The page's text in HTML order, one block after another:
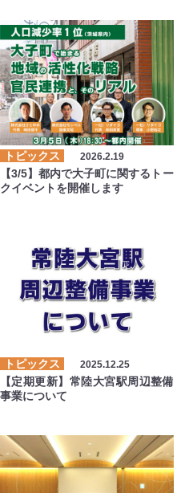
トピックス 2026.2.19
【3/5】都内で大子町に関するトー
クイベントを開催します
トピックス 2025.12.25
【定期更新】常陸大宮駅周辺整備
事業について